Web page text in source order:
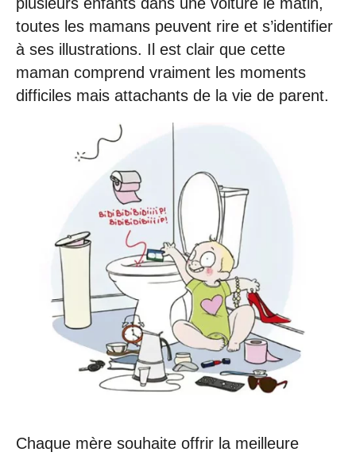
toutes les mamans peuvent rire et s’identifier
à ses illustrations. Il est clair que cette
maman comprend vraiment les moments
difficiles mais attachants de la vie de parent.
Chaque mère souhaite offrir la meilleure